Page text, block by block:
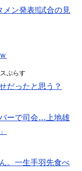
メン発表!!試合の見
ぷらす
だったと思う？
ーで司会…上地雄
。一生手羽先食べ